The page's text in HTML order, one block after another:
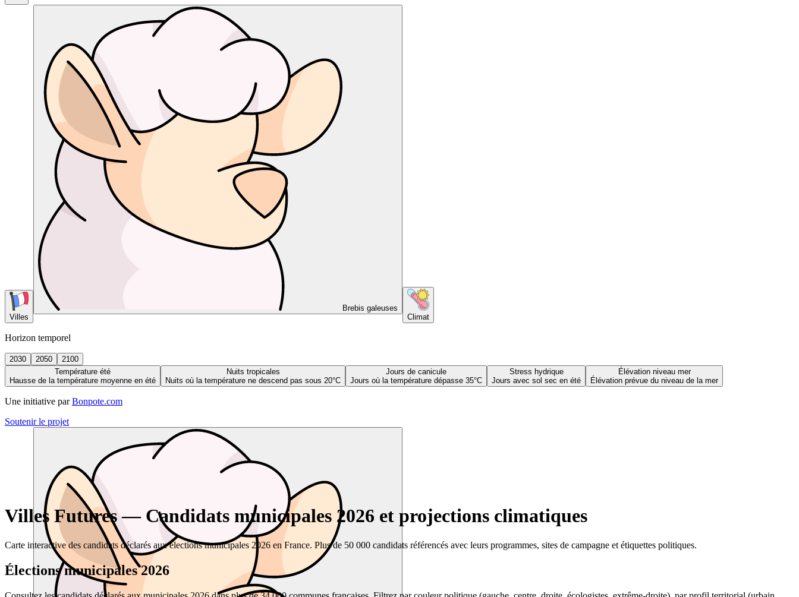
Villes
Brebis galeuses
Climat
Horizon temporel
2030 2050
2100
Température été
Hausse de la température moyenne en été
Nuits tropicales
Nuits où la température ne descend pas sous 20°C
Jours de canicule
Jours où la température dépasse 35°C
Stress hydrique
Jours avec sol sec en été
Élévation niveau mer
Élévation prévue du niveau de la mer
Une initiative par Bonpote.com
Soutenir le projet
Villes Futures — Candidats municipales 2026 et projections climatiques
Carte interactive des candidats déclarés aux élections municipales 2026 en France. Plus de 50 000 candidats référencés avec leurs programmes, sites de campagne et étiquettes politiques.
Élections municipales 2026